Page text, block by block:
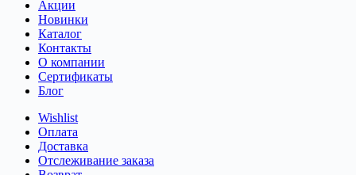
Акции
Новинки
Каталог
Контакты
О компании
Сертификаты
Блог
Wishlist
Оплата
Доставка
Отслеживание заказа